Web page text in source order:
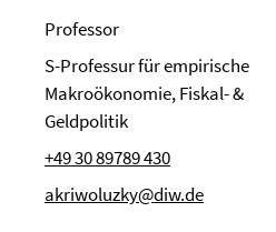
Professor
S-Professur für empirische
Makroökonomie, Fiskal- &
Geldpolitik
+49 30 89789 430
akriwoluzky@diw.de